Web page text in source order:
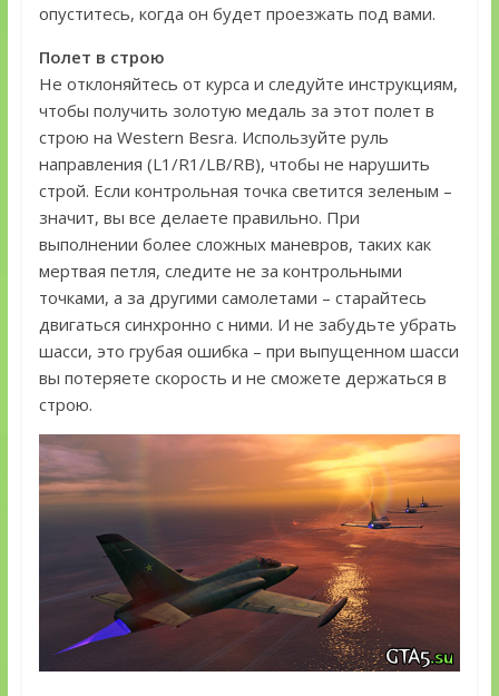
опуститесь, когда он будет проезжать под вами.
Полет в строю
Не отклоняйтесь от курса и следуйте инструкциям,
чтобы получить золотую медаль за этот полет в
строю на Western Besra. Используйте руль
направления (L1/R1/LB/RB), чтобы не нарушить
строй. Если контрольная точка светится зеленым –
значит, вы все делаете правильно. При
выполнении более сложных маневров, таких как
мертвая петля, следите не за контрольными
точками, а за другими самолетами – старайтесь
двигаться синхронно с ними. И не забудьте убрать
шасси, это грубая ошибка – при выпущенном шасси
вы потеряете скорость и не сможете держаться в
строю.